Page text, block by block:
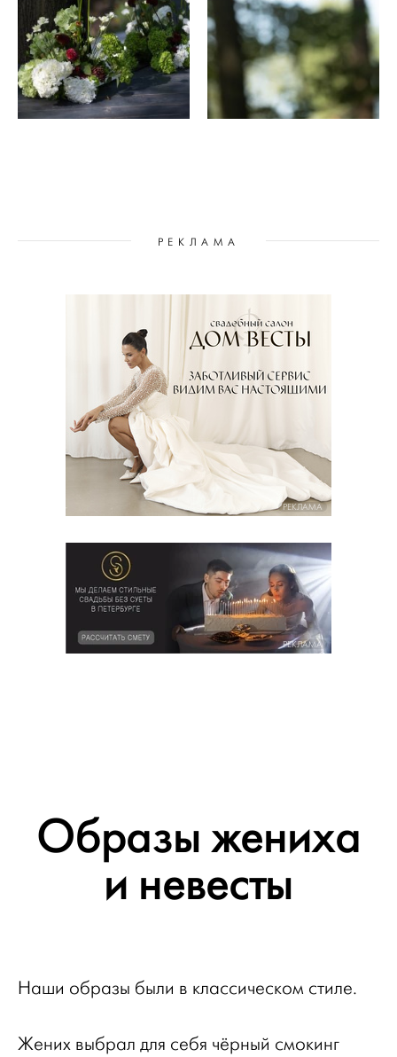
РЕКЛАМА
РЕКЛАМА
РЕКЛАМА
Образы жениха
и невесты
Наши образы были в классическом стиле.
Жених выбрал для себя чёрный смокинг